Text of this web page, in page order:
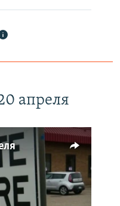
апреля
available